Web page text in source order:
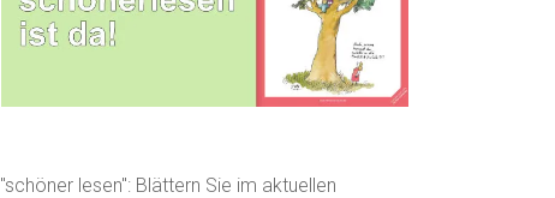
"schöner lesen": Blättern Sie im aktuellen